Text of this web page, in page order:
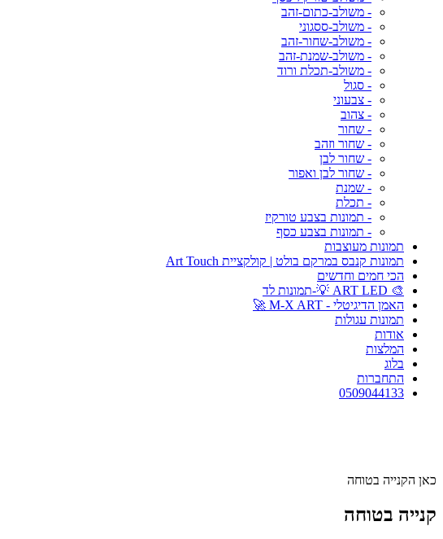
- משולב-כתום-זהב
- משולב-ססגוני
- משולב-שחור-זהב
- משולב-שמנת-זהב
- משולב-תכלת ורוד
- סגול
- צבעוני
- צהוב
- שחור
- שחור וזהב
- שחור לבן
- שחור לבן ואפור
- שמנת
- תכלת
- תמונות בצבע טורקיז
- תמונות בצבע כסף
תמונות מעוצבות
תמונות קנבס במרקם בולט | קולקציית Art Touch
הכי חמים וחדשים
🎨 ART LED 💡-תמונות לד
האמן הדיגיטלי - M-X ART 🚀
תמונות עגולות
אודות
המלצות
בלוג
התחברות
0509044133
כאן הקנייה בטוחה
קנייה בטוחה